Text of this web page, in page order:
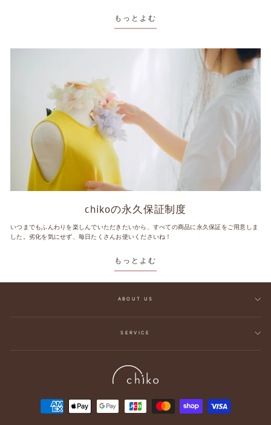
もっとよむ
chikoの永久保証制度
いつまでもふんわりを楽しんでいただきたいから、すべての商品に永久保証をご用意しま
した。劣化を気にせず、毎日たくさんお使いくださいね！
もっとよむ
ABOUT US
SERVICE